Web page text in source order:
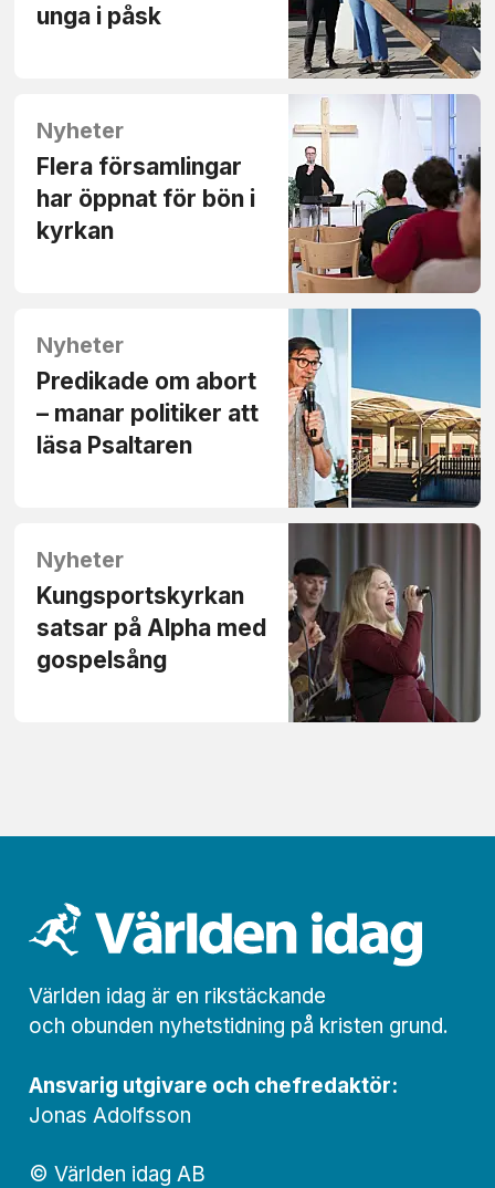
unga i påsk
Nyheter
Flera församlingar
har öppnat för bön i
kyrkan
Nyheter
Predikade om abort
– manar politiker att
läsa Psaltaren
Nyheter
Kungsportskyrkan
satsar på Alpha med
gospelsång
Världen idag är en rikstäckande
och obunden nyhets­­­tidning på kristen grund.
Ansvarig utgivare och chef­redaktör:
Jonas Adolfsson
© Världen idag AB